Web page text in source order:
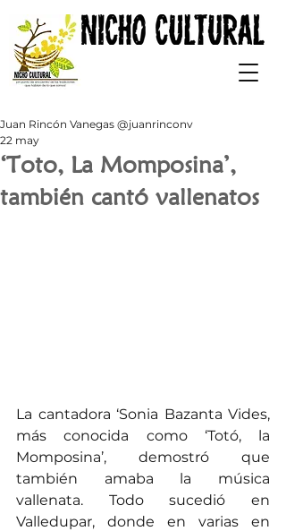
‘Toto, La Momposina’,
también cantó vallenatos
Juan Rincón Vanegas @juanrinconv
22 may
La cantadora ‘Sonia Bazanta Vides,
más conocida como ‘Totó, la
Momposina’, demostró que
también amaba la música
vallenata. Todo sucedió en
Valledupar, donde en varias en